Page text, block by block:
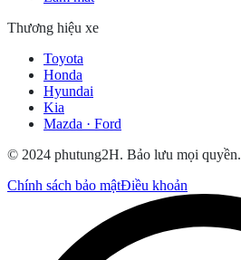
Thương hiệu xe
Toyota
Honda
Hyundai
Kia
Mazda · Ford
© 2024 phutung2H. Bảo lưu mọi quyền.
Chính sách bảo mậtĐiều khoản